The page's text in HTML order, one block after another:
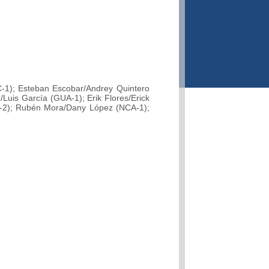
Esteban Escobar/Andrey Quintero
García (GUA-1); Erik Flores/Erick
Rubén Mora/Dany López (NCA-1);